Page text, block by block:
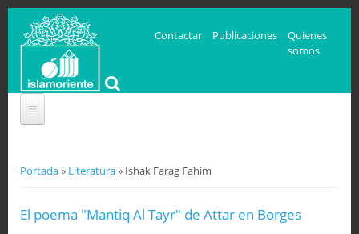
Contactar Publicaciones
Quienes
somos
Se encuentra usted aquí
Portada» Literatura» Ishak Farag Fahim
El poema "Mantiq Al Tayr" de Attar en Borges